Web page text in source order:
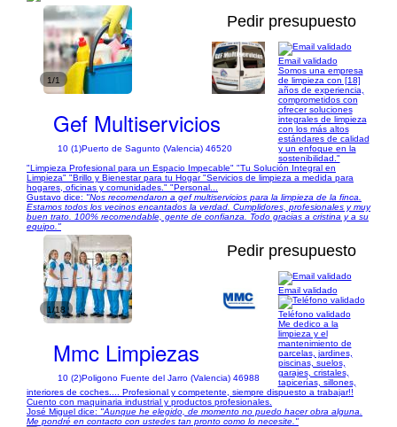
1/1
Pedir presupuesto
Gef Multiservicios
10 (1)Puerto de Sagunto (Valencia) 46520
Email validado
Somos una empresa
de limpieza con [18]
años de experiencia,
comprometidos con
ofrecer soluciones
integrales de limpieza
con los más altos
estándares de calidad
y un enfoque en la
sostenibilidad."
"Limpieza Profesional para un Espacio Impecable" "Tu Solución Integral en
Limpieza" "Brillo y Bienestar para tu Hogar "Servicios de limpieza a medida para
hogares, oficinas y comunidades." "Personal...
Gustavo dice: "Nos recomendaron a gef multiservicios para la limpieza de la finca.
Estamos todos los vecinos encantados la verdad. Cumplidores, profesionales y muy
buen trato. 100% recomendable, gente de confianza. Todo gracias a cristina y a su
equipo."
1/18
Pedir presupuesto
Mmc Limpiezas
10 (2)Poligono Fuente del Jarro (Valencia) 46988
Email validado
Teléfono validado
Me dedico a la
limpieza y el
mantenimiento de
parcelas, jardines,
piscinas, suelos,
garajes, cristales,
tapicerías, sillones,
interiores de coches.... Profesional y competente, siempre dispuesto a trabajar!!
Cuento con maquinaria industrial y productos profesionales.
José Miguel dice: "Aunque he elegido, de momento no puedo hacer obra alguna.
Me pondré en contacto con ustedes tan pronto como lo necesite."